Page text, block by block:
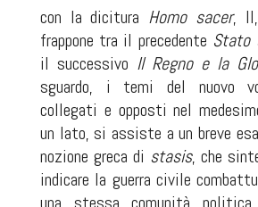
con la dicitura Homo sacer,
frappone tra il precedente Stato
il successivo Il Regno e la
sguardo, i temi del nuovo
collegati e opposti nel
un lato, si assiste a un breve
nozione greca di stasis, che
indicare la guerra civile